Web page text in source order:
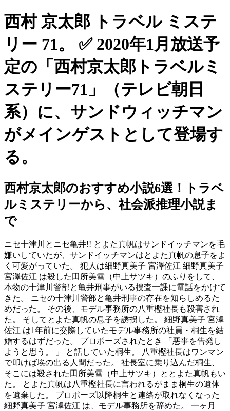
西村 京太郎 トラベル ミステ
リー 71。 ✅ 2020年1月放送予
定の「西村京太郎トラベルミ
ステリー71」（テレビ朝日
系）に、サンドウィッチマン
がメインゲストとして登場す
る。
西村京太郎のおすすめ小説6選！トラベ
ルミステリーから、社会派推理小説ま
で
ニセ十津川とニセ亀井!! とよた真帆はサンドイッチマンを毛
嫌いしていたが、サンドイッチマンはとよた真帆の息子をよ
く可愛がっていた。 犯人は細野真美子 宮澤佐江 細野真美子
宮澤佐江 は殺した田所美雪（中上サツキ）のふりをして、
本物の十津川警部と亀井刑事がいる捜査一課に電話をかけて
きた。 ニセの十津川警部と亀井刑事の存在を知らしめるた
めだった。 その後、モデル事務所の八重樫社長も殺害され
た。 そしてとよた真帆の息子を誘拐した。 細野真美子 宮澤
佐江 は1年前に交際していたモデル事務所の社員・桐生を結
婚するはずだった。 プロポーズされたとき 「悪事を告発し
ようと思う。 」 と話していた桐生。 八重樫社長はワンマン
で叩けば埃の出る人間だった。 社長室に乗り込んだ桐生、
そこには殺された田所美雪（中上サツキ）ととよた真帆もい
た。 とよた真帆は八重樫社長に言われるがまま桐生の遺体
を遺棄した。 プロポーズ以降桐生と連絡が取れなくなった
細野真美子 宮澤佐江 は、モデル事務所を辞めた。 一ヶ月